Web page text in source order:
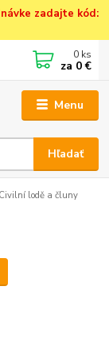
zadajte kód:
Menu
Hľadať
0 ks
za 0 €
Civilní lodě a čluny